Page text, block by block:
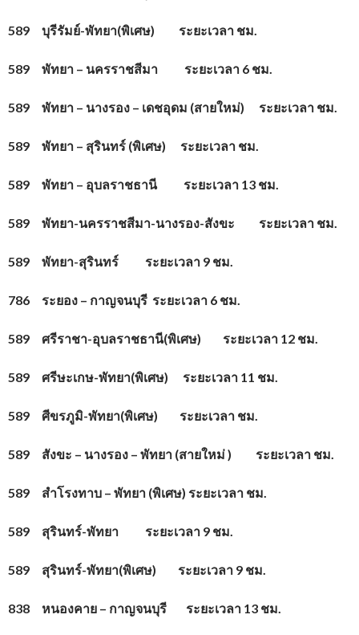
589 บุรีรัมย์-พัทยา(พิเศษ) ระยะเวลา ชม.
589 พัทยา – นครราชสีมา ระยะเวลา 6 ชม.
589 พัทยา – นางรอง – เดชอุดม (สายใหม่) ระยะเวลา ชม.
589 พัทยา – สุรินทร์ (พิเศษ) ระยะเวลา ชม.
589 พัทยา – อุบลราชธานี ระยะเวลา 13 ชม.
589 พัทยา-นครราชสีมา-นางรอง-สังขะ ระยะเวลา ชม.
589 พัทยา-สุรินทร์ ระยะเวลา 9 ชม.
786 ระยอง – กาญจนบุรี ระยะเวลา 6 ชม.
589 ศรีราชา-อุบลราชธานี(พิเศษ) ระยะเวลา 12 ชม.
589 ศรีษะเกษ-พัทยา(พิเศษ) ระยะเวลา 11 ชม.
589 ศีขรภูมิ-พัทยา(พิเศษ) ระยะเวลา ชม.
589 สังขะ – นางรอง – พัทยา (สายใหม่ ) ระยะเวลา ชม.
589 สำโรงทาบ – พัทยา (พิเศษ) ระยะเวลา ชม.
589 สุรินทร์-พัทยา ระยะเวลา 9 ชม.
589 สุรินทร์-พัทยา(พิเศษ) ระยะเวลา 9 ชม.
838 หนองคาย – กาญจนบุรี ระยะเวลา 13 ชม.